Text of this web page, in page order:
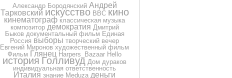
Александр Бородянский Андрей
Тарковский искусство BBC кино
кинематограф классическая музыка
композитор демократия Дмитрий
Быков документальный фильм Единая
Россия выборы творческий вечер
Евгений Миронов художественный фильм
Фильм Глянец Harpers_Bazaar Hello
история Голливуд Дом дураков
индивидуальная ответственность
Италия знание Meduza деньги